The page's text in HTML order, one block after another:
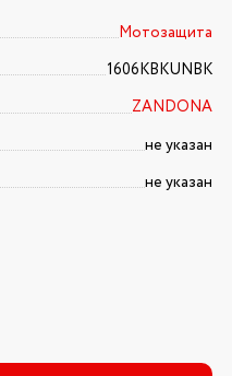
Мотозащита
1606KBKUNBK
ZANDONA
не указан
не указан